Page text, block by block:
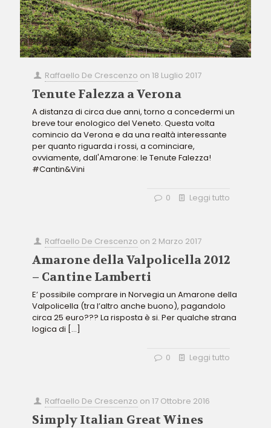
Raffaello De Crescenzo on18 Luglio 2017
Tenute Falezza a Verona
A distanza di circa due anni, torno a concedermi un
breve tour enologico del Veneto. Questa volta
comincio da Verona e da una realtà interessante
per quanto riguarda i rossi, a cominciare,
ovviamente, dall'Amarone: le Tenute Falezza!
#Cantin&Vini
0 Leggi tutto
Raffaello De Crescenzo on 2 Marzo 2017
Amarone della Valpolicella 2012
– Cantine Lamberti
E’ possibile comprare in Norvegia un Amarone della
Valpolicella (tra l’altro anche buono), pagandolo
circa 25 euro??? La risposta è si. Per qualche strana
logica di […]
0 Leggi tutto
Raffaello De Crescenzo on17 Ottobre 2016
Simply Italian Great Wines